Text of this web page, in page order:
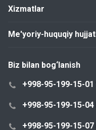
Xizmatlar
Me'yoriy-huquqiy
Biz bilan bog‘lanish
+998-95-199-15-
+998-95-199-15-
+998-95-199-15-